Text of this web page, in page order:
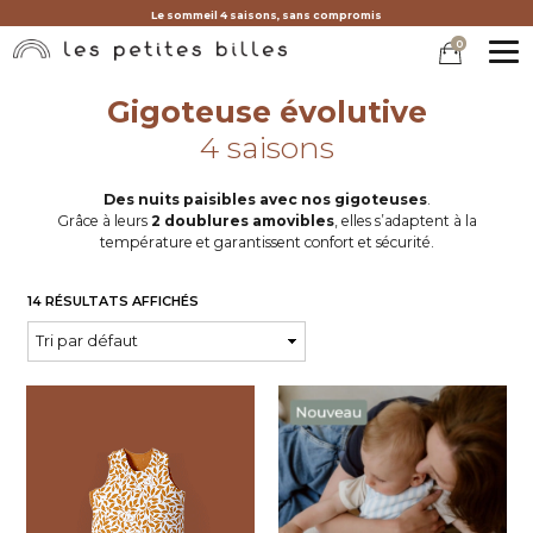
Le sommeil 4 saisons, sans compromis
0
Gigoteuse évolutive
4 saisons
Des nuits paisibles avec nos gigoteuses.
Grâce à leurs 2 doublures amovibles, elles s’adaptent à la
température et garantissent confort et sécurité.
14 RÉSULTATS AFFICHÉS